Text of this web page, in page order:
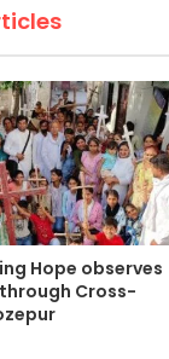
Hope observes
Cross-